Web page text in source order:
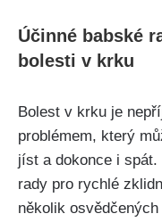
Účinné babské
bolesti‍ v krku
Bolest ​v krku je
problémem,⁢ který
jíst a dokonce ‌i spát.
rady ⁢pro rychlé
několik